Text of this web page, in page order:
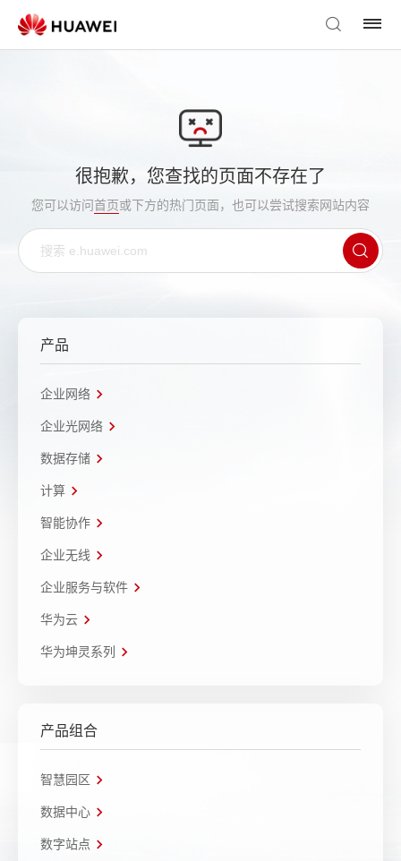
很抱歉，您查找的页面不存在了
您可以访问首页或下方的热门页面，也可以尝试搜索网站内容
产品
企业网络
企业光网络
数据存储
计算
智能协作
企业无线
企业服务与软件
华为云
华为坤灵系列
产品组合
智慧园区
数据中心
数字站点